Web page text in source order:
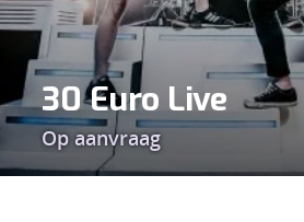
30 Euro Live
Op aanvraag